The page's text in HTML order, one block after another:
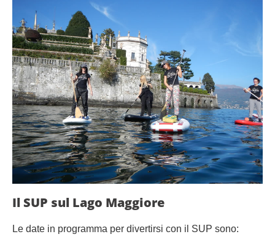
Il SUP sul Lago Maggiore
Le date in programma per divertirsi con il SUP sono: